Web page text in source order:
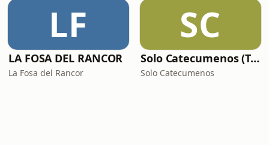
LF
LA FOSA DEL RANCOR
La Fosa del Rancor
SC
Solo Catecumenos (Temas católicos)
Solo Catecumenos